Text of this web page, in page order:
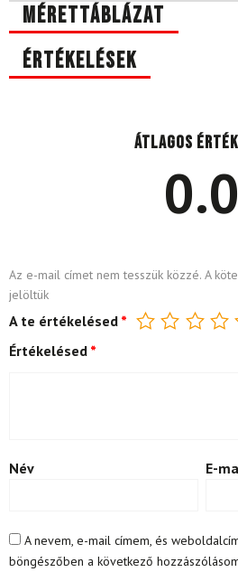
Mérettáblázat
Értékelések
Átlagos
0.0
Az e-mail címet nem tesszük közzé. A
jelöltük
A te értékelésed *
Értékelésed *
Név E-
A nevem, e-mail címem, és
böngészőben a következő